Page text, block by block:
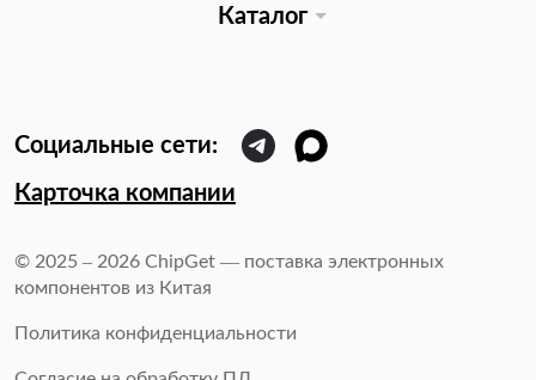
Каталог
Карточка компании
© 2025 – 2026 ChipGet — поставка электронных
компонентов из Китая
Политика конфиденциальности